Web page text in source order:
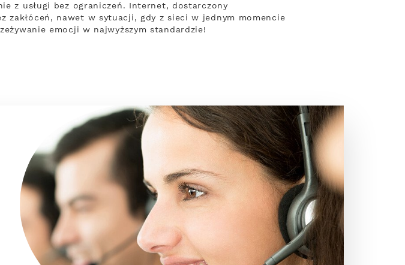
z usługi bez ograniczeń. Internet, dostarczony
zakłóceń, nawet w sytuacji, gdy z sieci w jednym momencie
emocji w najwyższym standardzie!